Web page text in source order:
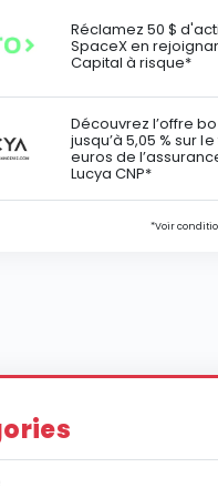
Réclamez 50 $
SpaceX en
Capital à risque*
Découvrez l’offre
jusqu’à 5,05 % sur
euros de
Lucya CNP*
*Voir